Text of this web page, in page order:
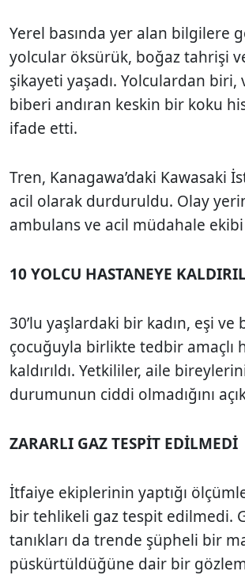
Yerel basında yer alan bilgilere
yolcular öksürük, boğaz tahrişi
şikayeti yaşadı. Yolculardan biri,
biberi andıran keskin bir koku
ifade etti.
Tren, Kanagawa’daki Kawasaki
acil olarak durduruldu. Olay
ambulans ve acil müdahale
10 YOLCU HASTANEYE
30’lu yaşlardaki bir kadın, eşi ve
çocuğuyla birlikte tedbir amaçlı
kaldırıldı. Yetkililer, aile
durumunun ciddi olmadığını
ZARARLI GAZ TESPİT EDİLMEDİ
İtfaiye ekiplerinin yaptığı
bir tehlikeli gaz tespit edilmedi.
tanıkları da trende şüpheli bir
püskürtüldüğüne dair bir